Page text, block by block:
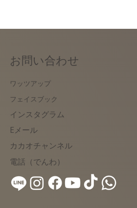
お問い合わせ
ワッツアップ
フェイスブック
インスタグラム
​Eメール
カカオチャンネル
電話（でんわ）